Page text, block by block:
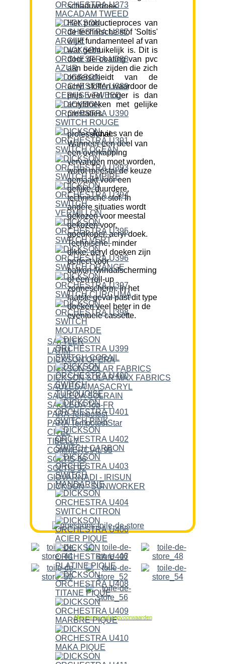
schaduwdoek.
Het productieproces van
de technische stof 'Soltis'
wijkt fundamenteel af van
wat gebruikelijk is. Dit is
door de coating van pvc
aan beide zijden die zich
onderscheidt van de
acryl stoffen waardoor de
prijs veel hoger is dan
acryldoeken met gelijke
prestaties.
Advies van de professional:
Wanneer een deel van
een overkapping
vervangen moet worden,
wordt meestal de keuze
gemaakt voor een
gelijke, duurdere,
technische stof. In
andere situaties wordt
gekozen voor meestal
gekozen voor,
goedkoper, acryl doek.
Technische, minder
dikke, acryl doeken zijn
perfect voor
balkon-/windafscherming
of een roll-up
zonnescherm. In het
laatste geval past dit type
doeken veel beter in de
eventuele cassette.
SATTLER
LATIM
DICKSON OPERA
DICKSON SOLAR FABRICS
DICKSON SOLAR MAX FABRICS
SAULEDA MASACRYL
SAULEDA SOLRAIN
SAULEDA Top-FR
PARA Tempotest
PARA TempotestStar
CITEL
TIBELLY
COMMERCIAL 95
SOLTIS 86
SOLTIS 92
GIOVARNADI - IRISUN
DICKSON - SUNWORKER
Allgemene verkoopvoorwaarden